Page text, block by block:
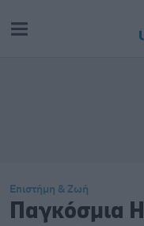
Επιστήμη & Ζωή
Παγκόσμια